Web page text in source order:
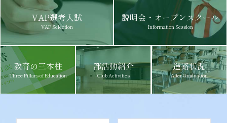
VAP選考入試
VAP Selection
説明会・オープンスクール
Information Session
教育の三本柱
Three Pillars of Education
部活動紹介
Club Activities
進路状況
After Graduation